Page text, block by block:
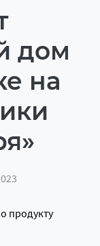
дом
на
продукту